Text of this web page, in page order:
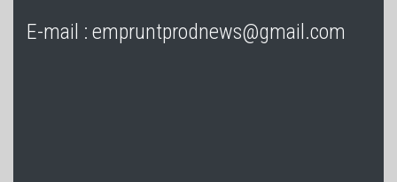
E-mail : empruntprodnews@gmail.com